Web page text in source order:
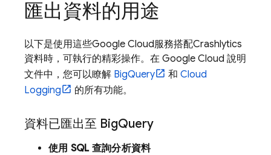
匯出資料的用途
以下是使用這些Google Cloud服務搭配Crashlytics
資料時，可執行的精彩操作。在 Google Cloud 說明
文件中，您可以瞭解 BigQuery 和 Cloud
Logging
的所有功能。
資料已匯出至 BigQuery
使用 SQL 查詢分析資料